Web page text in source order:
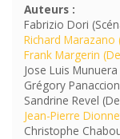
Auteurs :
Fabrizio Dori
Richard Marazano
Frank Margerin
Jose Luis
Grégory
Sandrine Revel
Jean-Pierre
Christophe